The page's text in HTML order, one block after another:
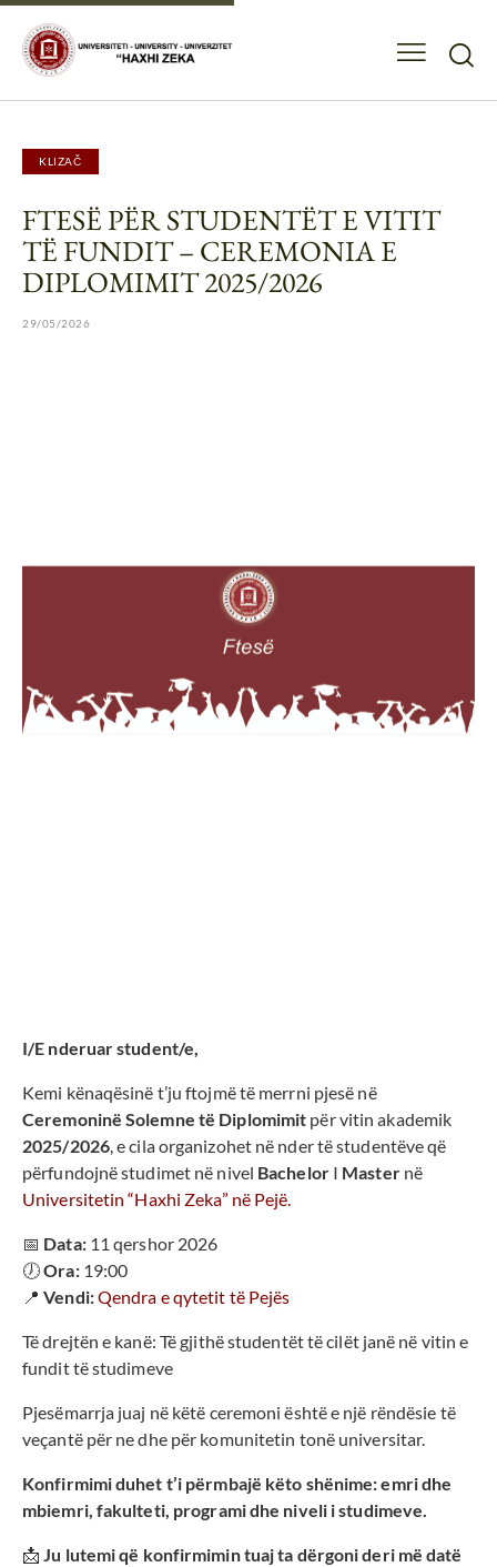
KLIZAČ
FTESË PËR STUDENTËT E VITIT
TË FUNDIT – CEREMONIA E
DIPLOMIMIT 2025/2026
29/05/2026
I/E nderuar student/e,
Kemi kënaqësinë t’ju ftojmë të merrni pjesë në
Ceremoninë Solemne të Diplomimit për vitin akademik
2025/2026, e cila organizohet në nder të studentëve që
përfundojnë studimet në nivel BachelorI Masternë
Universitetin “Haxhi Zeka” në Pejë.
📅 Data:11 qershor 2026
🕖Ora:19:00
📍Vendi:Qendra e qytetit të Pejës
Të drejtën e kanë: Të gjithë studentët të cilët janë në vitin e
fundit të studimeve
Pjesëmarrja juaj në këtë ceremoni është e një rëndësie të
veçantë për ne dhe për komunitetin tonë universitar.
Konfirmimi duhet t’i përmbajë këto shënime: emri dhe
mbiemri, fakulteti, programi dhe niveli i studimeve.
📩Ju lutemi që konfirmimin tuaj ta dërgoni deri më datë